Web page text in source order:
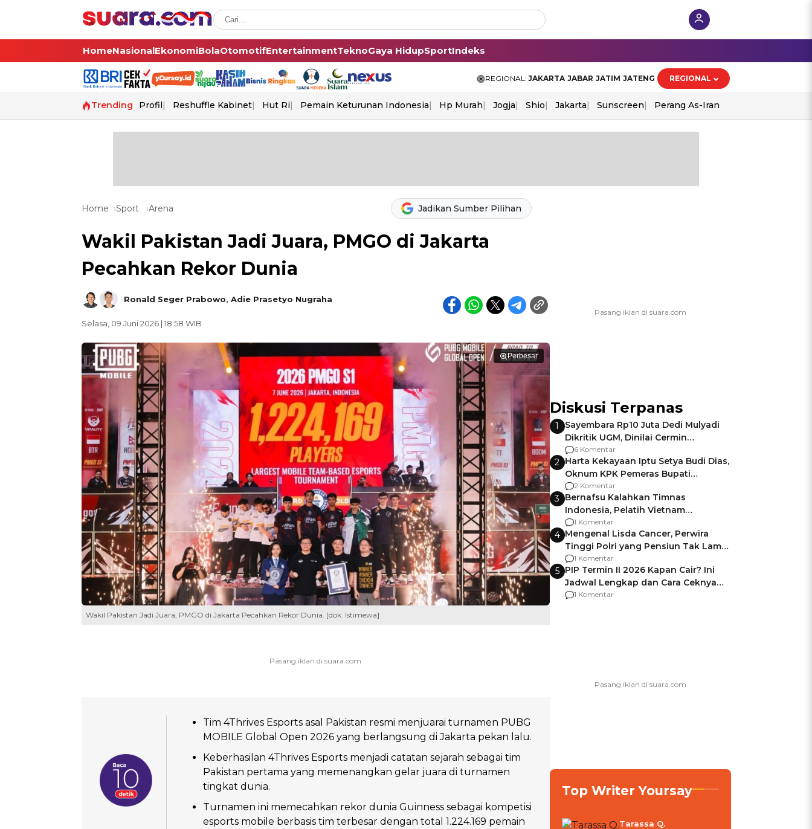
HomeNasionalEkonomiBolaOtomotifEntertainmentTeknoGaya HidupSportIndeks
REGIONAL: JAKARTA JABAR JATIM JATENG REGIONAL
Trending Profil Reshuffle Kabinet Hut Ri Pemain Keturunan Indonesia Hp Murah Jogja Shio Jakarta Sunscreen Perang As-Iran
Home Sport Arena Jadikan Sumber Pilihan
Wakil Pakistan Jadi Juara, PMGO di Jakarta
Pecahkan Rekor Dunia
Ronald Seger Prabowo, Adie Prasetyo Nugraha
Selasa, 09 Juni 2026 | 18:58 WIB
Perbesar
Wakil Pakistan Jadi Juara, PMGO di Jakarta Pecahkan Rekor Dunia. [dok. Istimewa]
Tim 4Thrives Esports asal Pakistan resmi menjuarai turnamen PUBG
MOBILE Global Open 2026 yang berlangsung di Jakarta pekan lalu.
Keberhasilan 4Thrives Esports menjadi catatan sejarah sebagai tim
Pakistan pertama yang memenangkan gelar juara di turnamen
tingkat dunia.
Turnamen ini memecahkan rekor dunia Guinness sebagai kompetisi
esports mobile berbasis tim terbesar dengan total 1.224.169 pemain
Diskusi Terpanas
1
Sayembara Rp10 Juta Dedi Mulyadi
Dikritik UGM, Dinilai Cermin
Gagalnya Negara Jamin Keamanan
6 Komentar
2 Harta Kekayaan Iptu Setya Budi Dias,
Oknum KPK Pemeras Bupati
Pemalang
2 Komentar
3 Bernafsu Kalahkan Timnas
Indonesia, Pelatih Vietnam
Berencana Pakai Jimat di Pakansari
1 Komentar
4 Mengenal Lisda Cancer, Perwira
Tinggi Polri yang Pensiun Tak Lama
Usai Jadi Brigjen
1 Komentar
5 PIP Termin II 2026 Kapan Cair? Ini
Jadwal Lengkap dan Cara Ceknya
agar Dana Tidak Hangus!
1 Komentar
Top Writer Yoursay
Tarassa Q.